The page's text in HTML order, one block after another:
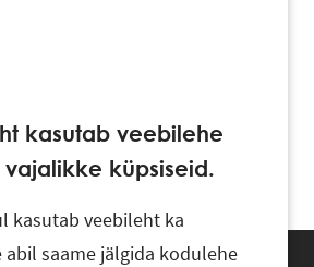
kasutab veebilehe
küpsiseid.
kasutab veebileht ka
saame jälgida kodulehe